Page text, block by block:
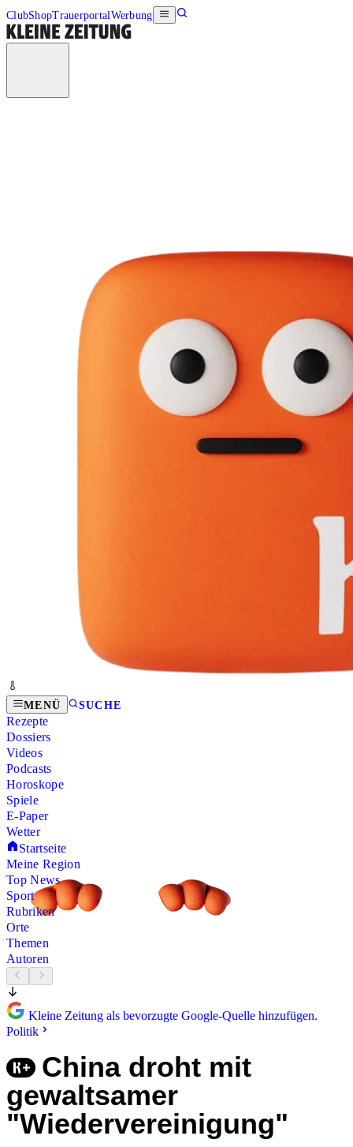
ClubShopTrauerportalWerbung
MENÜ SUCHE
Rezepte
Dossiers
Videos
Podcasts
Horoskope
Spiele
E-Paper
Wetter
Startseite
Meine Region
Top News
Sport
Rubriken
Orte
Themen
Autoren
Kleine Zeitung als bevorzugte Google-Quelle hinzufügen.
Politik
China droht mit
gewaltsamer
"Wiedervereinigung"